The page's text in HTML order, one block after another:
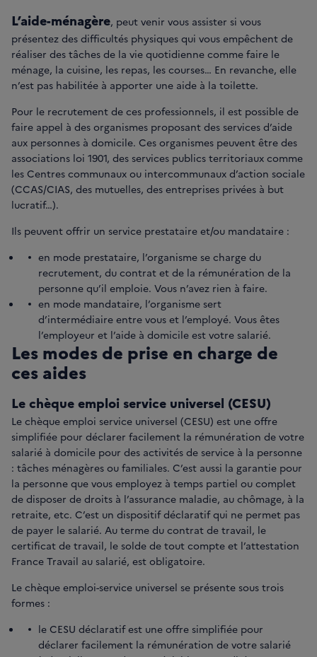
L’aide-ménagère, peut venir vous assister si vous
présentez des difficultés physiques qui vous empêchent de
réaliser des tâches de la vie quotidienne comme faire le
ménage, la cuisine, les repas, les courses… En revanche, elle
n’est pas habilitée à apporter une aide à la toilette.
Pour le recrutement de ces professionnels, il est possible de
faire appel à des organismes proposant des services d’aide
aux personnes à domicile. Ces organismes peuvent être des
associations loi 1901, des services publics territoriaux comme
les Centres communaux ou intercommunaux d’action sociale
(CCAS/CIAS, des mutuelles, des entreprises privées à but
lucratif…).
Ils peuvent offrir un service prestataire et/ou mandataire :
en mode prestataire, l’organisme se charge du
recrutement, du contrat et de la rémunération de la
personne qu’il emploie. Vous n’avez rien à faire.
en mode mandataire, l’organisme sert
d’intermédiaire entre vous et l’employé. Vous êtes
l’employeur et l’aide à domicile est votre salarié.
Les modes de prise en charge de
ces aides
Le chèque emploi service universel (CESU)
Le chèque emploi service universel (CESU) est une offre
simplifiée pour déclarer facilement la rémunération de votre
salarié à domicile pour des activités de service à la personne
: tâches ménagères ou familiales. C’est aussi la garantie pour
la personne que vous employez à temps partiel ou complet
de disposer de droits à l’assurance maladie, au chômage, à la
retraite, etc. C’est un dispositif déclaratif qui ne permet pas
de payer le salarié. Au terme du contrat de travail, le
certificat de travail, le solde de tout compte et l’attestation
France Travail au salarié, est obligatoire.
Le chèque emploi-service universel se présente sous trois
formes :
le CESU déclaratif est une offre simplifiée pour
déclarer facilement la rémunération de votre salarié